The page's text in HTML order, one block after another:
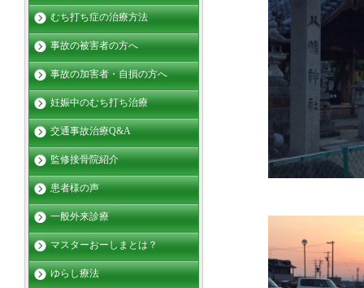
むち打ち症の治療方法
事故の被害者の方へ
事故の加害者・自損の方へ
妊娠中のむち打ち治療
交通事故治療Q&A
監修接骨院紹介
患者様の声
一般外来診療
マスターおーしまとは？
ゆらし療法